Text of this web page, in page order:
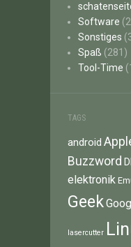
Software
Sonstiges
Spaß (281)
Tool-Time
TAGS
android
Buzzword
elektronik
Geek
lasercutter